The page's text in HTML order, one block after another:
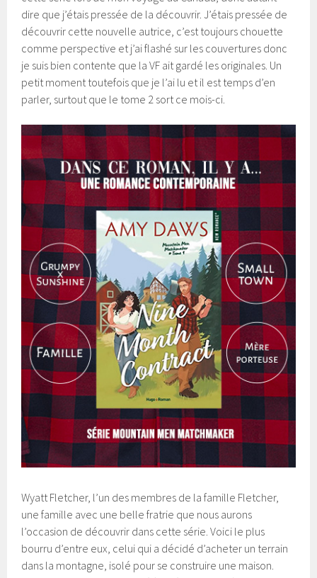
dire que j’étais pressée de la découvrir. J’étais pressée de
découvrir cette nouvelle autrice, c’est toujours chouette
comme perspective et j’ai flashé sur les couvertures donc
je suis bien contente que la VF ait gardé les originales. Un
petit moment toutefois que je l’ai lu et il est temps d’en
parler, surtout que le tome 2 sort ce mois-ci.
Wyatt Fletcher, l’un des membres de la famille Fletcher,
une famille avec une belle fratrie que nous aurons
l’occasion de découvrir dans cette série. Voici le plus
bourru d’entre eux, celui qui a décidé d’acheter un terrain
dans la montagne, isolé pour se construire une maison.